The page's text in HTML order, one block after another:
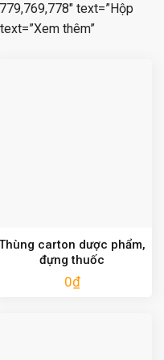
text=”Hộp
thêm”
carton dược phẩm,
đựng thuốc
0₫